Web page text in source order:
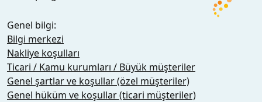
Genel bilgi:
Bilgi merkezi
Nakliye koşulları
Ticari / Kamu kurumları / Büyük müşteriler
Genel şartlar ve koşullar (özel müşteriler)
Genel hüküm ve koşullar (ticari müşteriler)